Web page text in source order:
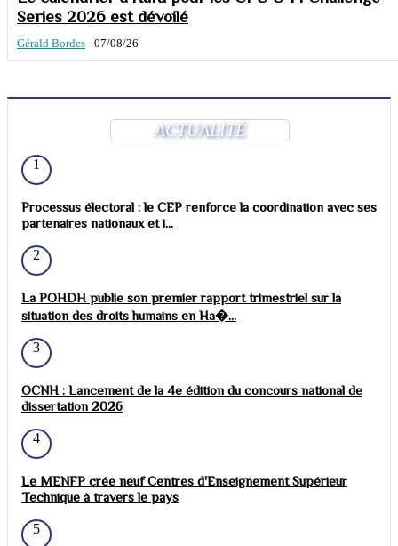
Series 2026 est dévoilé
Gérald Bordes - 07/08/26
ACTUALITÉ
1
Processus électoral : le CEP renforce la coordination avec ses
partenaires nationaux et i...
2
La POHDH publie son premier rapport trimestriel sur la
situation des droits humains en Ha�...
3
OCNH : Lancement de la 4e édition du concours national de
dissertation 2026
4
Le MENFP crée neuf Centres d'Enseignement Supérieur
Technique à travers le pays
5